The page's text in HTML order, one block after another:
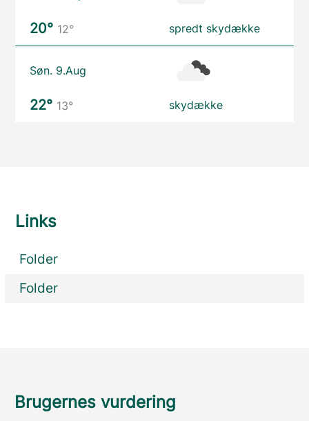
20° 12° spredt skydække
Søn. 9.Aug
22° 13° skydække
Links
Folder
Folder
Brugernes vurdering